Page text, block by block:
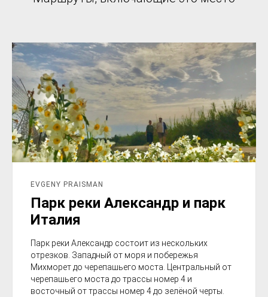
EVGENY PRAISMAN
Парк реки Александр и парк
Италия
Парк реки Александр состоит из нескольких
отрезков. Западный от моря и побережья
Михморет до черепашьего моста. Центральный от
черепашьего моста до трассы номер 4 и
восточный от трассы номер 4 до зелёной черты.